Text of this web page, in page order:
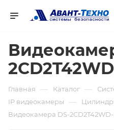
Главная — Каталог —
IP видеокамеры —
Видеокамера DS-